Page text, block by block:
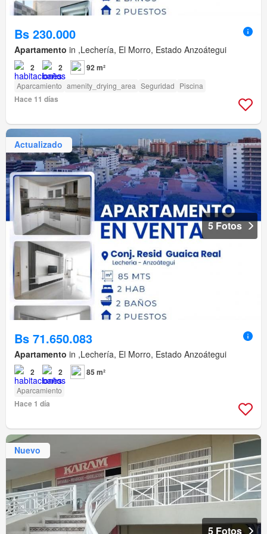
Bs 230.000
Apartamento in ,Lechería, El Morro, Estado Anzoátegui
2 2 92 m²
Aparcamiento amenity_drying_area Seguridad Piscina
Hace 11 días
Actualizado
5 Fotos
Bs 71.650.083
Apartamento in ,Lechería, El Morro, Estado Anzoátegui
2 2 85 m²
Aparcamiento
Hace 1 día
Nuevo
5 Fotos